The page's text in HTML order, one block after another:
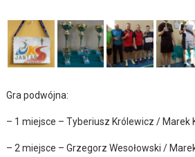
Gra podwójna:
– 1 miejsce – Tyberiusz Królewicz / Marek
– 2 miejsce – Grzegorz Wesołowski /